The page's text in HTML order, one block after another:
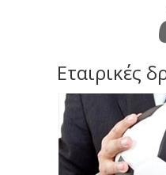
Εταιρικές